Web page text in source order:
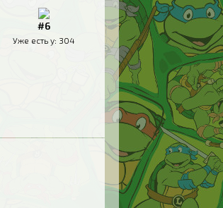
#6
Уже есть у: 304